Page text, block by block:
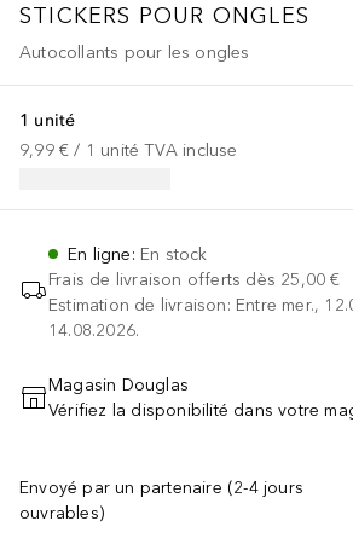
STICKERS POUR ONGLES
Autocollants pour les ongles
1 unité
9,99 € / 1 unité TVA incluse
En ligne: En stock
Frais de livraison offerts dès 25,00 €
Estimation de livraison: Entre mer.,
14.08.2026.
AJOUTER AU
Magasin Douglas
Vérifiez la disponibilité dans votre
Envoyé par un partenaire (2-4 jours
ouvrables)